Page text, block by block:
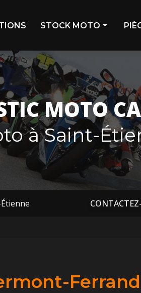
STOCK MOTO
Arrivage
En stock
Motos déjà vendues
Motos réservées
MOTO
à Saint-
Ferrand